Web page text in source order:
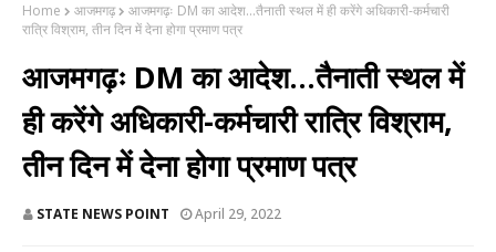
Home आजमगढ़
आजमगढ़ः DM का आदेश...तैनाती स्थल में ही करेंगे अधिकारी-कर्मचारी
रात्रि विश्राम, तीन दिन में देना होगा प्रमाण पत्र
आजमगढ़ः DM का आदेश...तैनाती स्थल में
ही करेंगे अधिकारी-कर्मचारी रात्रि विश्राम,
तीन दिन में देना होगा प्रमाण पत्र
STATE NEWS POINT April 29, 2022